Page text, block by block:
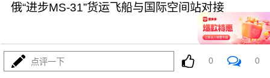
俄“进步MS-31”货运飞船与国际空间站对接
点评一下 0 0